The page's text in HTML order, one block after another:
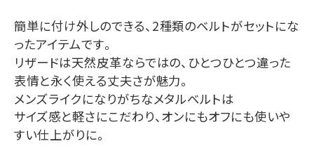
簡単に付け外しのできる、 2種類のベルトがセットにな
ったアイテムです。
リザードは天然皮革ならではの、ひとつひとつ違った
表情と永く使える丈夫さが魅力。
メンズライクになりがちなメタルベルトは
サイズ感と軽さにこだわり、オンにもオフにも使いや
すい仕上がりに。